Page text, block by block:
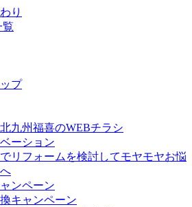
り
覧
プ
九州福喜のWEBチラシ
ーション
リフォームを検討してモヤモヤお悩
ンペーン
キャンペーン